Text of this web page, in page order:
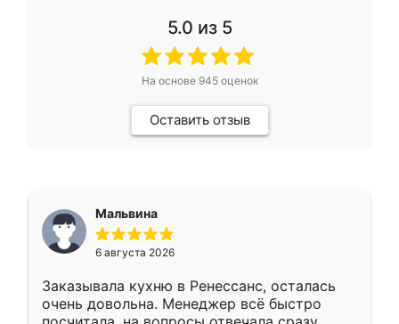
5.0 из 5
На основе 945оценок
Оставить отзыв
Мальвина
6 августа 2026
Заказывала кухню в Ренессанс, осталась
очень довольна. Менеджер всё быстро